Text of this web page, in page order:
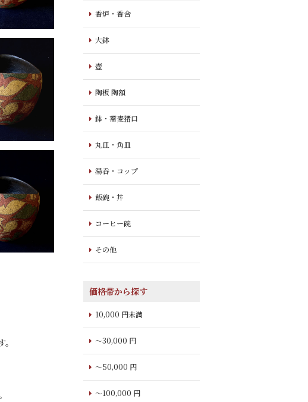
香炉・香合
大鉢
壺
陶板 陶額
鉢・蕎麦猪口
丸皿・角皿
湯呑・コップ
飯碗・丼
コーヒー碗
その他
価格帯から探す
10,000 円未満
～30,000 円
～50,000 円
～100,000 円